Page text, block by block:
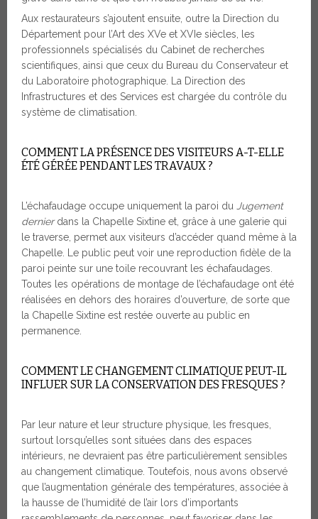
Aux restaurateurs s’ajoutent ensuite, outre la Direction du
Département pour l’Art des XVe et XVIe siècles, les
professionnels spécialisés du Cabinet de recherches
scientifiques, ainsi que ceux du Bureau du Conservateur et
du Laboratoire photographique. La Direction des
Infrastructures et des Services est chargée du contrôle du
système de climatisation.
COMMENT LA PRÉSENCE DES VISITEURS A-T-ELLE
ÉTÉ GÉRÉE PENDANT LES TRAVAUX ?
L’échafaudage occupe uniquement la paroi du Jugement
dernierdans la Chapelle Sixtine et, grâce à une galerie qui
le traverse, permet aux visiteurs d’accéder quand même à la
Chapelle. Le public peut voir une reproduction fidèle de la
paroi peinte sur une toile recouvrant les échafaudages.
Toutes les opérations de montage de l’échafaudage ont été
réalisées en dehors des horaires d’ouverture, de sorte que
la Chapelle Sixtine est restée ouverte au public en
permanence.
COMMENT LE CHANGEMENT CLIMATIQUE PEUT-IL
INFLUER SUR LA CONSERVATION DES FRESQUES ?
Par leur nature et leur structure physique, les fresques,
surtout lorsqu’elles sont situées dans des espaces
intérieurs, ne devraient pas être particulièrement sensibles
au changement climatique. Toutefois, nous avons observé
que l’augmentation générale des températures, associée à
la hausse de l’humidité de l’air lors d’importants